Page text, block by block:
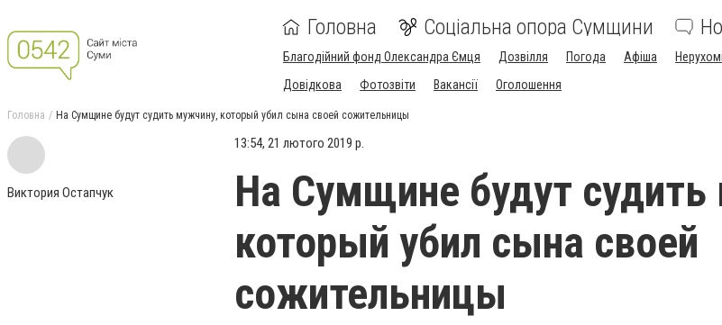
Головна Соціальна опора Сумщини
Благодійний фонд Олександра Ємця Дозвілля Погода Афіша
Довідкова
Фотозвіти Вакансії Оголошення
Головна На Сумщине будут судить мужчину, который убил сына своей сожительницы
Виктория Остапчук
13:54, 21 лютого 2019 р.
На Сумщине будут
который убил сына своей
сожительницы